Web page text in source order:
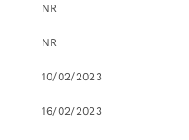
NR
NR
10/02/2023
16/02/2023